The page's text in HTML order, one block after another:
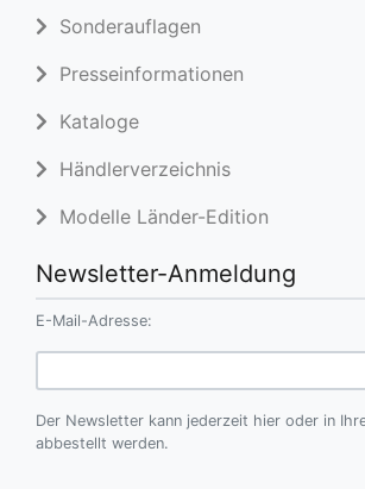
Sonderauflagen
Presseinformationen
Kataloge
Händlerverzeichnis
Modelle Länder-Edition
Newsletter-Anmeldung
E-Mail-Adresse:
Der Newsletter kann jederzeit hier oder in
abbestellt werden.